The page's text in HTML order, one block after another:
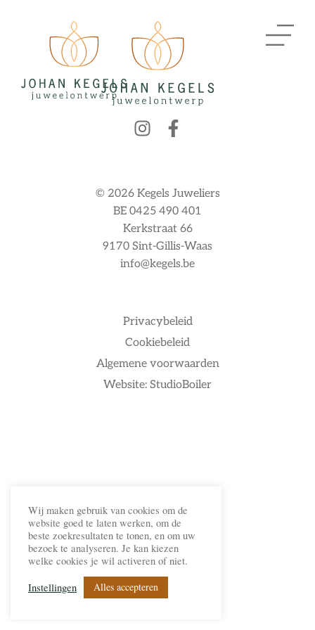
Privacybeleid
Cookiebeleid
Algemene voorwaarden
Website: StudioBoiler
© 2026 Kegels Juweliers
BE 0425 490 401
Kerkstraat 66
9170 Sint-Gillis-Waas
info@kegels.be
Wij maken gebruik van cookies om de
website goed te laten werken, om de
beste zoekresultaten te tonen, en om uw
bezoek te analyseren. Je kan kiezen
welke cookies je wil activeren of niet.
Instellingen
Alles accepteren